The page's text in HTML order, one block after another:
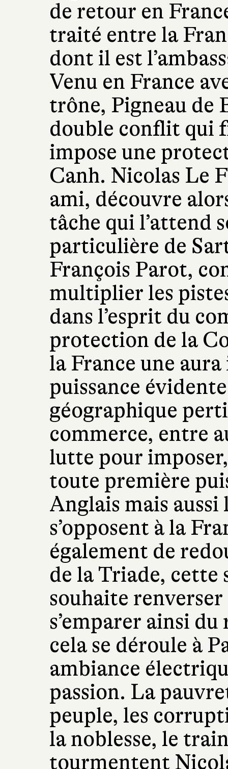
de retour en
traité entre la
dont il est
Venu en France
trône, Pigneau de
double conflit qui
impose une
Canh. Nicolas Le
ami, découvre
tâche qui l’attend
particulière de
François Parot,
multiplier les
dans l’esprit du
protection de la
la France une
puissance
géographique
commerce, entre
lutte pour
toute première
Anglais mais
s’opposent à la
également de
de la Triade, cette
souhaite
s’emparer ainsi
cela se déroule à
ambiance
passion. La
peuple, les
la noblesse, le
tourmentent